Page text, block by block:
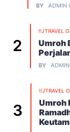
BY ADMIN
!!JTRAVEL
Umroh
BY
!!JTRAVEL
Umroh